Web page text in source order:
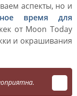
аспекты, но и
время для
от Moon Today
и окрашивания